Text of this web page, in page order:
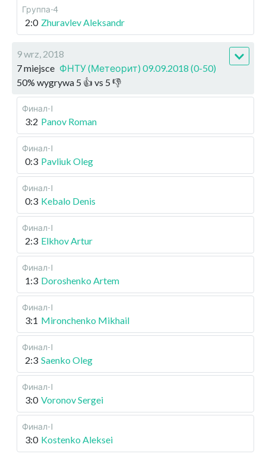
Группа-4
2:0 Zhuravlev Aleksandr
9 wrz, 2018
7 miejsce ФНТУ (Метеорит) 09.09.2018 (0-50)
50% wygrywa 5 👍 vs 5 👎
Финал-I
3:2 Panov Roman
Финал-I
0:3 Pavliuk Oleg
Финал-I
0:3 Kebalo Denis
Финал-I
2:3 Elkhov Artur
Финал-I
1:3 Doroshenko Artem
Финал-I
3:1 Mironchenko Mikhail
Финал-I
2:3 Saenko Oleg
Финал-I
3:0 Voronov Sergei
Финал-I
3:0 Kostenko Aleksei